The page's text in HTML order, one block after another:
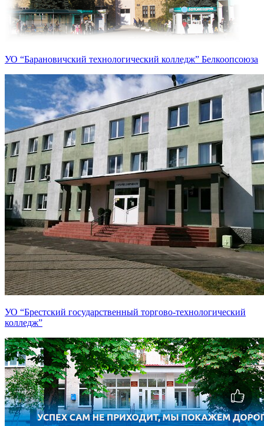
УО “Барановичский технологический колледж” Белкоопсоюза
УО “Брестский государственный торгово-технологический
колледж”